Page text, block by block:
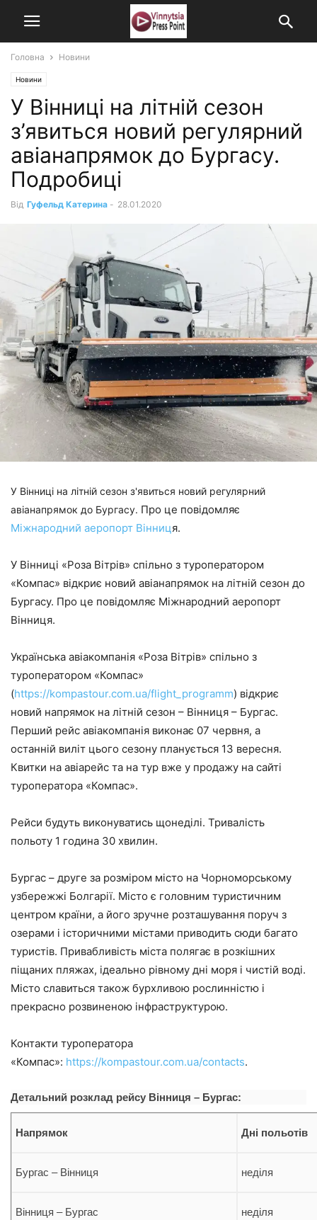
Головна Новини
Новини
У Вінниці на літній сезон
з’явиться новий регулярний
авіанапрямок до Бургасу.
Подробиці
Від Гуфельд Катерина - 28.01.2020
У Вінниці на літній сезон з'явиться новий регулярний
авіанапрямок до Бургасу. Про це повідомляє
Міжнародний аеропорт Вінниця.
У Вінниці «Роза Вітрів» спільно з туроператором
«Компас» відкриє новий авіанапрямок на літній сезон до
Бургасу. Про це повідомляє Міжнародний аеропорт
Вінниця.
Українська авіакомпанія «Роза Вітрів» спільно з
туроператором «Компас»
(https://kompastour.com.ua/flight_programm) відкриє
новий напрямок на літній сезон – Вінниця – Бургас.
Перший рейс авіакомпанія виконає 07 червня, а
останній виліт цього сезону планується 13 вересня.
Квитки на авіарейс та на тур вже у продажу на сайті
туроператора «Компас».
Рейси будуть виконуватись щонеділі. Тривалість
польоту 1 година 30 хвилин.
Бургас – друге за розміром місто на Чорноморському
узбережжі Болгарії. Місто є головним туристичним
центром країни, а його зручне розташування поруч з
озерами і історичними містами приводить сюди багато
туристів. Привабливість міста полягає в розкішних
піщаних пляжах, ідеально рівному дні моря і чистій воді.
Місто славиться також бурхливою рослинністю і
прекрасно розвиненою інфраструктурою.
Контакти туроператора
«Компас»: https://kompastour.com.ua/contacts.
Детальний розклад рейсу Вінниця – Бургас:
Напрямок Дні польотів
Бургас – Вінниця неділя
Вінниця – Бургас неділя